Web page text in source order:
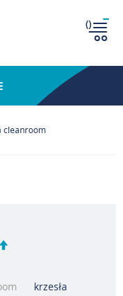
()
cleanroom
krzesła